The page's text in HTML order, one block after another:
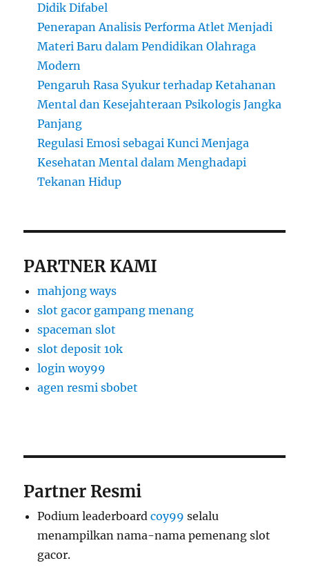
Didik Difabel
Penerapan Analisis Performa Atlet Menjadi
Materi Baru dalam Pendidikan Olahraga
Modern
Pengaruh Rasa Syukur terhadap Ketahanan
Mental dan Kesejahteraan Psikologis Jangka
Panjang
Regulasi Emosi sebagai Kunci Menjaga
Kesehatan Mental dalam Menghadapi
Tekanan Hidup
PARTNER KAMI
mahjong ways
slot gacor gampang menang
spaceman slot
slot deposit 10k
login woy99
agen resmi sbobet
Partner Resmi
Podium leaderboardcoy99 selalu
menampilkan nama-nama pemenang slot
gacor.